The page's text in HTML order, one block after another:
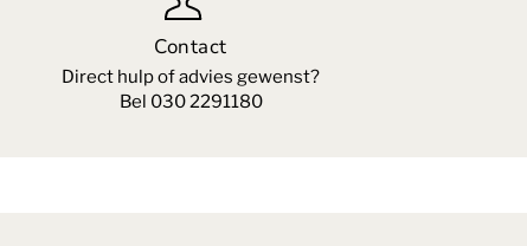
Contact
Direct hulp of advies gewenst?
Bel 030 2291180